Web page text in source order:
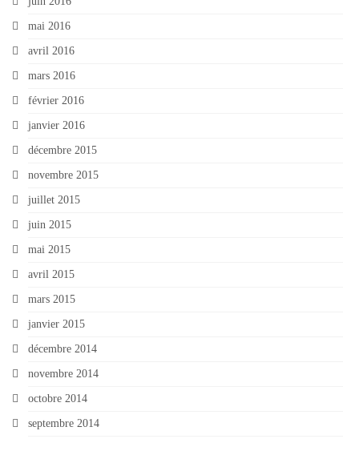
mai 2016
avril 2016
mars 2016
février 2016
janvier 2016
décembre 2015
novembre 2015
juillet 2015
juin 2015
mai 2015
avril 2015
mars 2015
janvier 2015
décembre 2014
novembre 2014
octobre 2014
septembre 2014